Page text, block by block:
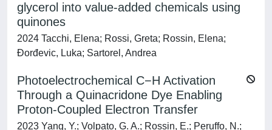
glycerol into value-added chemicals using
quinones
2024 Tacchi, Elena; Rossi, Greta; Rossin, Elena;
Đorđevic, Luka; Sartorel, Andrea
Photoelectrochemical C−H Activation
Through a Quinacridone Dye Enabling
Proton-Coupled Electron Transfer
2023 Yang, Y.; Volpato, G. A.; Rossin, E.; Peruffo, N.;